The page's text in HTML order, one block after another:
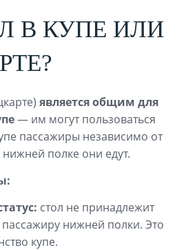
В КУПЕ ИЛИ
является общим для
— им могут пользоваться
пассажиры независимо от
полке они едут.
стол не принадлежит
нижней полки. Это
купе.